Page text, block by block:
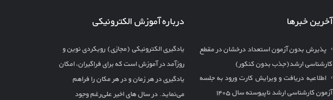
درباره آموزش الکترونیکی
یادگیری الکترونیکی (مجازی) رویکردی نوین و
روزآمد در آموزش است که برای فراگیران، امکان
یادگیری در هر زمان و در هر مکان را فراهم
می‌نماید. در سال های اخیر علی‌رغم وجود
آخرین خبرها
پذیرش بدون آزمون استعداد درخشان در مقطع
کارشناسی ارشد(جذب بدون کنکور)
اطلاعیه دریافت و ویرایش کارت ورود به جلسه
آزمون کارشناسی ارشد ناپیوسته سال ۱۴۰۵